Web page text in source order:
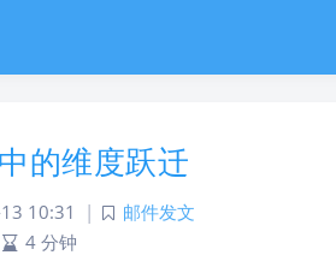
的维度跃迁
10:31 |
邮件发文
4 分钟